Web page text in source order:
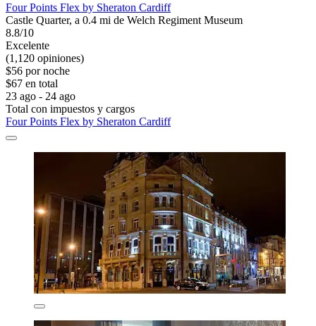
Four Points Flex by Sheraton Cardiff
Castle Quarter, a 0.4 mi de Welch Regiment Museum
8.8/10
Excelente
(1,120 opiniones)
$56 por noche
$67 en total
23 ago - 24 ago
Total con impuestos y cargos
Four Points Flex by Sheraton Cardiff